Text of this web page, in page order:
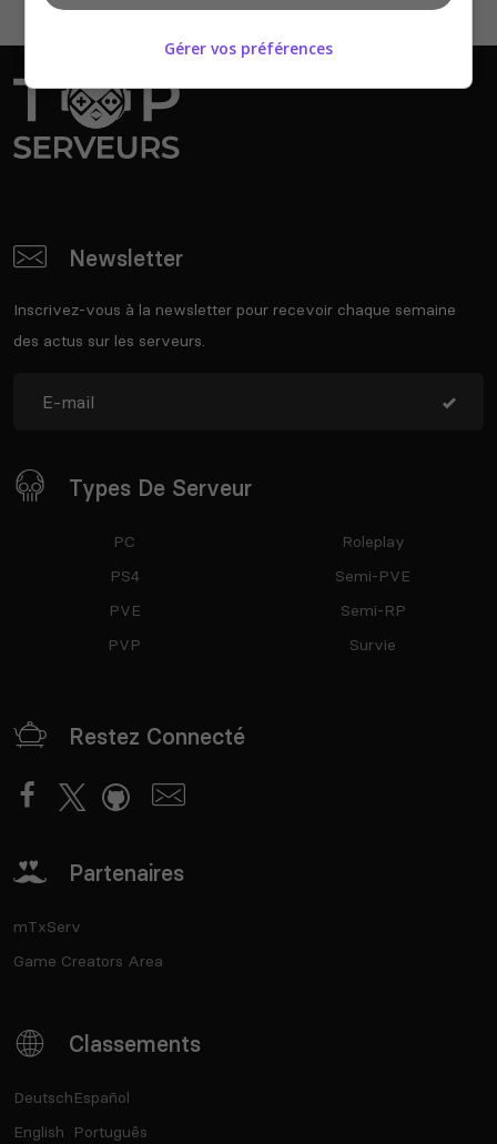
Newsletter
Inscrivez-vous à la newsletter pour recevoir chaque semaine
des actus sur les serveurs.
Types De Serveur
PC
PS4
PVE
PVP
Roleplay
Semi-PVE
Semi-RP
Survie
Restez Connecté
Partenaires
mTxServ
Game Creators Area
Classements
Deutsch
English
Español
Português
Gérer vos préférences